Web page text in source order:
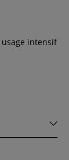
intensif